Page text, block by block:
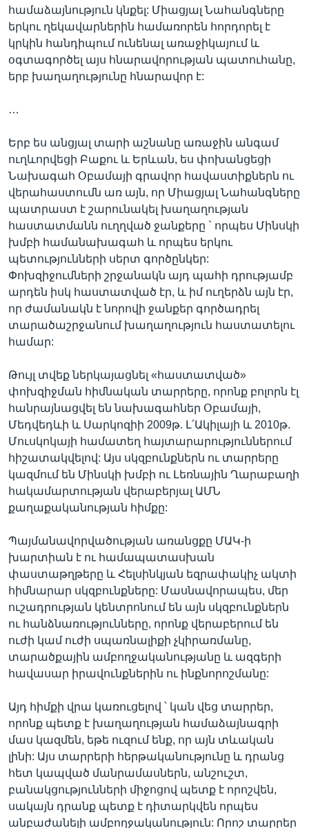
համաձայնություն կնքել: Միացյալ Նահանգները
երկու ղեկավարներին համառորեն հորդորել է
կրկին հանդիպում ունենալ առաջիկայում և
օգտագործել այս հնարավորության պատուհանը,
երբ խաղաղությունը հնարավոր է:
…
Երբ ես անցյալ տարի աշնանը առաջին անգամ
ուղևորվեցի Բաքու և Երևան, ես փոխանցեցի
Նախագահ Օբամայի գրավոր հավաստիքներն ու
վերահաստումն առ այն, որ Միացյալ Նահանգները
պատրաստ է շարունակել խաղաղության
հաստատմանն ուղղված ջանքերը ` որպես Մինսկի
խմբի համանախագահ և որպես երկու
պետությունների սերտ գործընկեր:
Փոխզիջումների շրջանակն այդ պահի դրությամբ
արդեն իսկ հաստատված էր, և իմ ուղերձն այն էր,
որ ժամանակն է նորովի ջանքեր գործադրել
տարածաշրջանում խաղաղություն հաստատելու
համար:
Թույլ տվեք ներկայացնել «հաստատված»
փոխզիջման հիմնական տարրերը, որոնք բոլորն էլ
հանրայնացվել են նախագահներ Օբամայի,
Մեդվեդևի և Սարկոզիի 2009թ. Լ՛Ակիլայի և 2010թ.
Մուսկոկայի համատեղ հայտարարություններում
հիշատակվելով: Այս սկզբունքներն ու տարրերը
կազմում են Մինսկի խմբի ու Լեռնային Ղարաբաղի
հակամարտության վերաբերյալ ԱՄՆ
քաղաքականության հիմքը:
Պայմանավորվածության առանցքը ՄԱԿ-ի
խարտիան է ու համապատասխան
փաստաթղթերը և Հելսինկյան եզրափակիչ ակտի
հիմնարար սկզբունքները: Մասնավորապես, մեր
ուշադրության կենտրոնում են այն սկզբունքներն
ու հանձնառությունները, որոնք վերաբերում են
ուժի կամ ուժի սպառնալիքի չկիրառմանը,
տարածքային ամբողջականությանը և ազգերի
հավասար իրավունքներին ու ինքնորոշմանը:
Այդ հիմքի վրա կառուցելով ՝ կան վեց տարրեր,
որոնք պետք է խաղաղության համաձայնագրի
մաս կազմեն, եթե ուզում ենք, որ այն տևական
լինի: Այս տարրերի հերթականությունը և դրանց
հետ կապված մանրամասներն, անշուշտ,
բանակցությունների միջոցով պետք է որոշվեն,
սակայն դրանք պետք է դիտարկվեն որպես
անբաժանելի ամբողջականություն: Որոշ տարրեր